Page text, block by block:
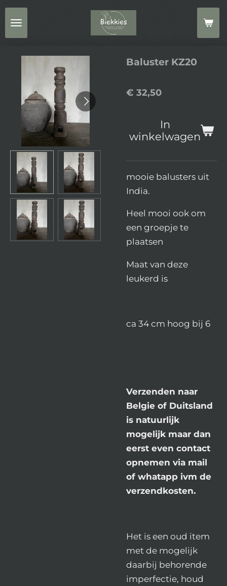
Ga
direct
naar
hoofdinhoud
Baluster KZ20
€ 32,50
In
winkelwagen
mooie balusters uit
India.
Heel mooi ook om
een groepje te
plaatsen
Maat van deze
leukerd is
ca 34 cm hoog bij 6
Verzenden naar
Belgie of Duitsland
is natuurlijk
mogelijk maar dan
eerst even contact
opnemen via mail
of whatapp ivm de
verzendkosten.
Het is een oud item
met de mogelijk
daarbij behorende
imperfectie, houd